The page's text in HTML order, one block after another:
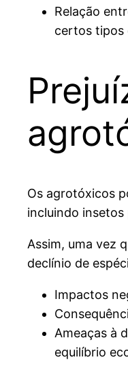
Relação
certos tipos
Os agrotóxicos
incluindo
Assim, uma vez
declínio de
Impactos
Ameaças à
equilíbrio